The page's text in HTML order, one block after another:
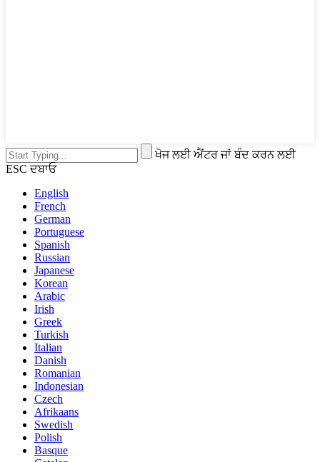
ਖੋਜ ਲਈ ਐਂਟਰ ਜਾਂ ਬੰਦ ਕਰਨ ਲਈ
ESC ਦਬਾਓ
English
French
German
Portuguese
Spanish
Russian
Japanese
Korean
Arabic
Irish
Greek
Turkish
Italian
Danish
Romanian
Indonesian
Czech
Afrikaans
Swedish
Polish
Basque